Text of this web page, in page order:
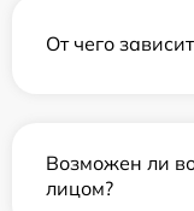
От чего
Возможен ли
лицом?